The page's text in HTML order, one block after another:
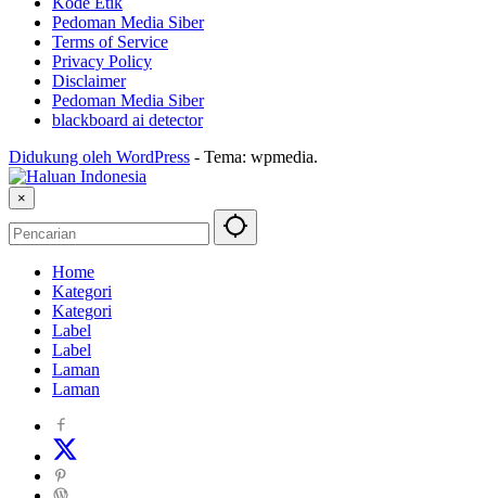
Pedoman Media Siber
Terms of Service
Privacy Policy
Disclaimer
Pedoman Media Siber
blackboard ai detector
Didukung oleh WordPress - Tema: wpmedia.
×
Home
Kategori
Kategori
Label
Label
Laman
Laman